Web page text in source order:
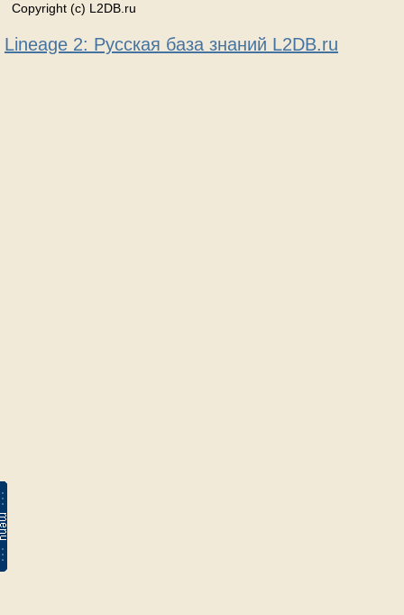
Copyright (c) L2DB.ru
Lineage 2: Русская база знаний L2DB.ru